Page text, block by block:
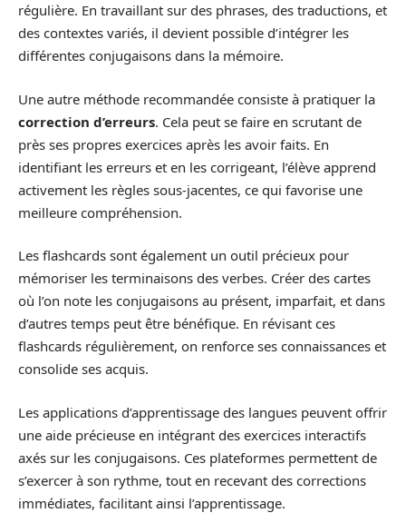
régulière. En travaillant sur des phrases, des traductions, et
des contextes variés, il devient possible d’intégrer les
différentes conjugaisons dans la mémoire.
Une autre méthode recommandée consiste à pratiquer la
correction d’erreurs. Cela peut se faire en scrutant de
près ses propres exercices après les avoir faits. En
identifiant les erreurs et en les corrigeant, l’élève apprend
activement les règles sous-jacentes, ce qui favorise une
meilleure compréhension.
Les flashcards sont également un outil précieux pour
mémoriser les terminaisons des verbes. Créer des cartes
où l’on note les conjugaisons au présent, imparfait, et dans
d’autres temps peut être bénéfique. En révisant ces
flashcards régulièrement, on renforce ses connaissances et
consolide ses acquis.
Les applications d’apprentissage des langues peuvent offrir
une aide précieuse en intégrant des exercices interactifs
axés sur les conjugaisons. Ces plateformes permettent de
s’exercer à son rythme, tout en recevant des corrections
immédiates, facilitant ainsi l’apprentissage.